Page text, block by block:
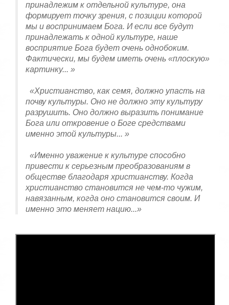
принадлежим к отдельной культуре, она
формирует точку зрения, с позиции которой
мы и воспринимаем Бога. И если все будут
принадлежать к одной культуре, наше
восприятие Бога будет очень однобоким.
Фактически, мы будем иметь очень «плоскую»
картинку... »
«Христианство, как семя, должно упасть на
почву культуры. Оно не должно эту культуру
разрушить. Оно должно выразить понимание
Бога или откровение о Боге средствами
именно этой культуры... »
«Именно уважение к культуре способно
привести к серьезным преобразованиям в
обществе благодаря христианству. Когда
христианство становится не чем-то чужим,
навязанным, когда оно становится своим. И
именно это меняет нацию...»